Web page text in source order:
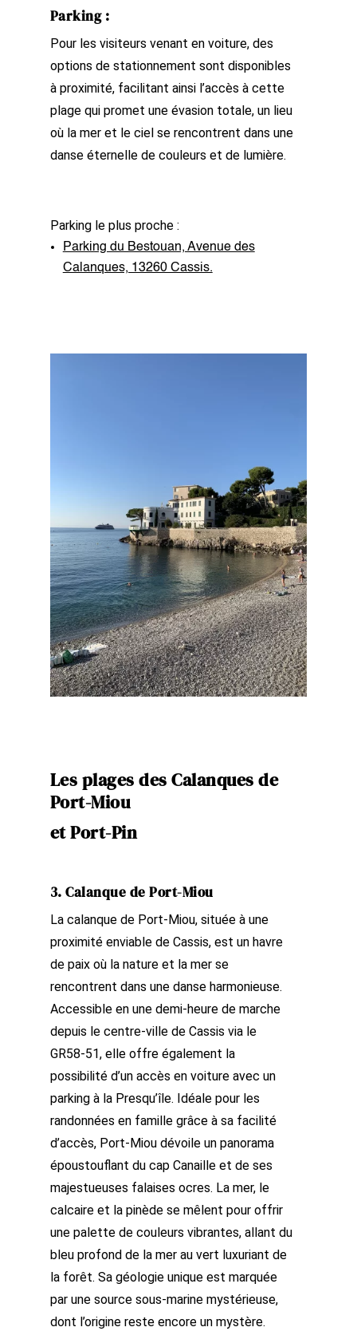
Parking:
Pour les visiteurs venant en voiture, des
options de stationnement sont disponibles
à proximité, facilitant ainsi l’accès à cette
plage qui promet une évasion totale, un lieu
où la mer et le ciel se rencontrent dans une
danse éternelle de couleurs et de lumière.
Parking le plus proche :
Parking du Bestouan, Avenue des
Calanques, 13260 Cassis.
Les plages des Calanques de
Port-Miou
et Port-Pin
3. Calanque de Port-Miou
La calanque de Port-Miou, située à une
proximité enviable de Cassis, est un havre
de paix où la nature et la mer se
rencontrent dans une danse harmonieuse.
Accessible en une demi-heure de marche
depuis le centre-ville de Cassis via le
GR58-51, elle offre également la
possibilité d’un accès en voiture avec un
parking à la Presqu’île. Idéale pour les
randonnées en famille grâce à sa facilité
d’accès, Port-Miou dévoile un panorama
époustouflant du cap Canaille et de ses
majestueuses falaises ocres. La mer, le
calcaire et la pinède se mêlent pour offrir
une palette de couleurs vibrantes, allant du
bleu profond de la mer au vert luxuriant de
la forêt. Sa géologie unique est marquée
par une source sous-marine mystérieuse,
dont l’origine reste encore un mystère.